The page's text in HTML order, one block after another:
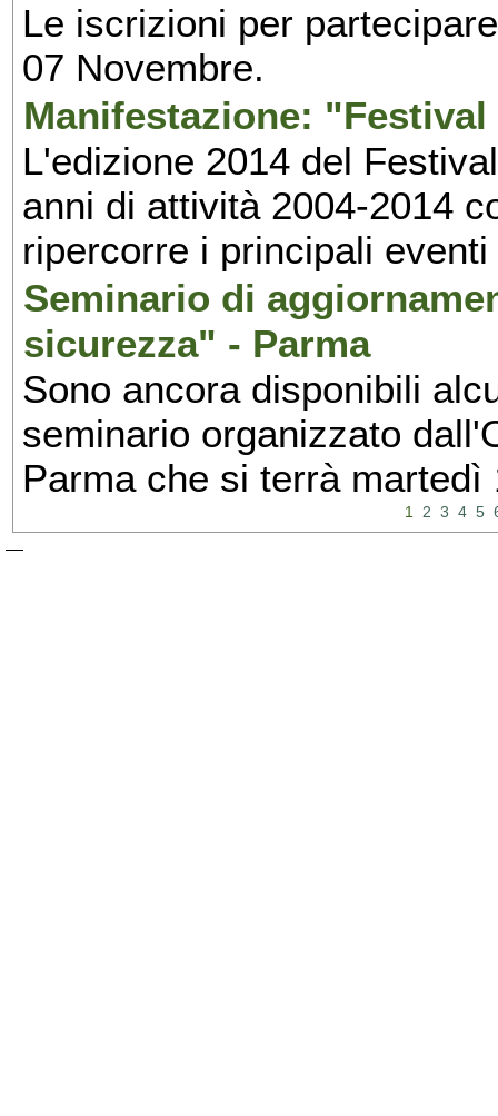
Le iscrizioni per
07 Novembre.
Manifestazione:
L'edizione 2014 del
anni di attività 2004-2014
ripercorre i principali
Seminario di
sicurezza" - Parma
Sono ancora disponibili
seminario organizzato
Parma che si terrà martedì
1 2 3 4 5